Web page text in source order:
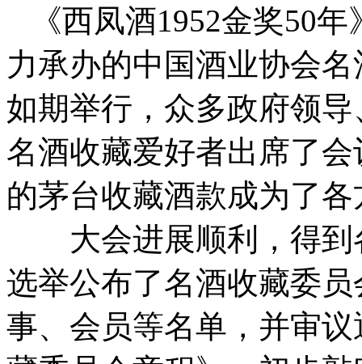
《西凤酒1952金奖50年
力承办的中国酒业协会
如期举行，众多政府领
名酒收藏爱好者出席了
的茅台收藏酒款成为了
大会进展顺利，得到
选举公布了名酒收藏委
事、会员等名单，并审